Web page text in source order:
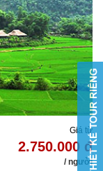
Giá từ
2.750.000 đ
/ người